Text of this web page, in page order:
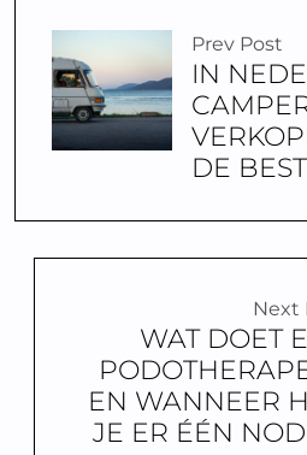
Prev Post
IN
DE
Next
WAT DOET
EN WANNEER
JE ER ÉÉN